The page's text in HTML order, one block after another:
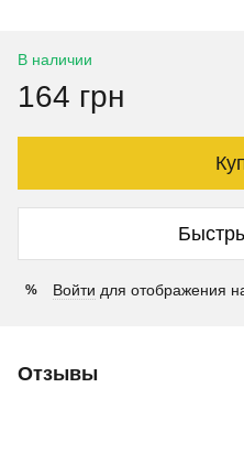
В наличии
164 грн
% Войти для отображения
Отзывы